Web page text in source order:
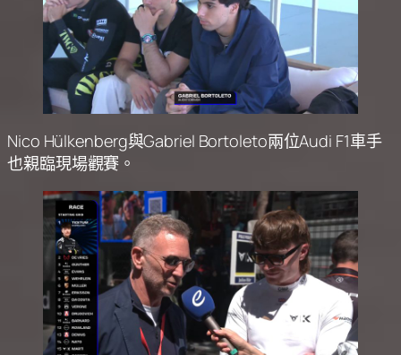
Nico Hülkenberg與Gabriel Bortoleto兩位Audi F1車手
也親臨現場觀賽。